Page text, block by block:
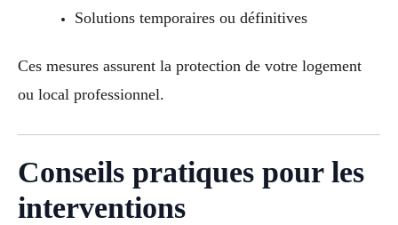
Solutions temporaires ou définitives
Ces mesures assurent la protection de votre logement
ou local professionnel.
Conseils pratiques pour les
interventions